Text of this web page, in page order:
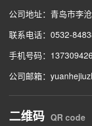
公司地址：青岛市李
联系电话：0532-
手机号码：
公司邮箱：
二维码 QR code